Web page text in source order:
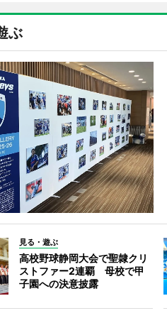
ぶ
見る・遊ぶ
高校野球静岡大会で聖隷クリ
ストファー2連覇 母校で甲
子園への決意披露